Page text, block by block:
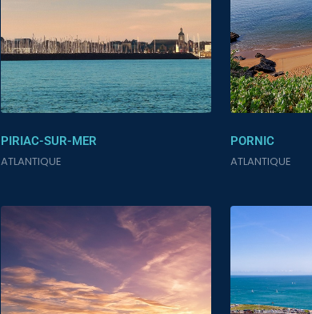
PIRIAC-SUR-MER
ATLANTIQUE
PORNIC
ATLANTIQUE